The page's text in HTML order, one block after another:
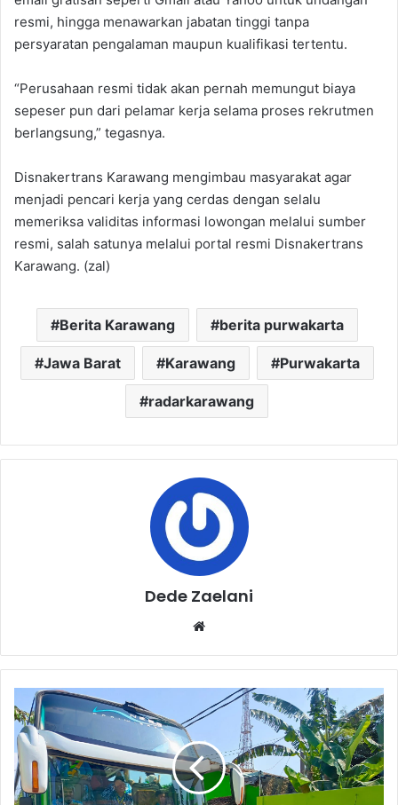
resmi, hingga menawarkan jabatan tinggi tanpa
persyaratan pengalaman maupun kualifikasi tertentu. ‎
“Perusahaan resmi tidak akan pernah memungut biaya
sepeser pun dari pelamar kerja selama proses rekrutmen
berlangsung,” tegasnya.‎
‎Disnakertrans Karawang mengimbau masyarakat agar
menjadi pencari kerja yang cerdas dengan selalu
memeriksa validitas informasi lowongan melalui sumber
resmi, salah satunya melalui portal resmi Disnakertrans
Karawang. (zal)
Berita Karawang berita purwakarta
Jawa Barat Karawang Purwakarta
radarkarawang
Dede Zaelani
Dilepas
Penuh
Haru,
39
Jemaah
Haji